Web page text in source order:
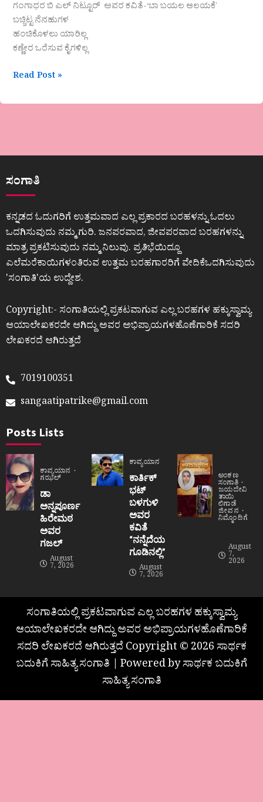
ಗಂಗಾಧರ ಬಿ ಎಲ್ ನಿಟ್ಟೂರ್ ಅವರ ಕವಿತೆ-‘ಬಾ ಬಯಲ ಆಲಯಕೆ’
ಬಚ್ಚಿಟ್ಟ ನೆನಹುಗಳ
ಹಂಚಿಕೊಳಲು ಯಾರಿಲ್ಲ
ಕಣ್ಣೇರ ಒರೆಸುವ ಕೈಗಳಿಲ್ಲ
Read Post »
ಸಂಗಾತಿ
ಕನ್ನಡದ ಓದುಗರಿಗೆ ಉತ್ತಮವಾದ ಎಲ್ಲ ಪ್ರಕಾರದ ಬರಹಳನ್ನು ಓದಲು
ಒದಗಿಸುವುದು ನಮ್ಮ ಗುರಿ. ಜನಪರವಾದ, ಜೀವಪರವಾದ ಬರಹಗಳನ್ನು
ಮಾತ್ರ ಪ್ರಕಟಿಸುವುದು ನಮ್ಮ ನಿಲುವು. ಪ್ರತಿಭೆಯಿದ್ದೂ
ಎಲೆಮರೆಕಾಯಿಗಳಂತಿರುವ ಉತ್ತಮ ಬರಹಗಾರರಿಗೆ ವೇದಿಕೆಒದಗಿಸುವುದು
ʼಸಂಗಾತಿʼಯ ಉದ್ದೇಶ.
Copyright:- ಸಂಗಾತಿಯಲ್ಲಿ ಪ್ರಕಟವಾಗುವ ಎಲ್ಲ ಬರಹಗಳ ಹಕ್ಕುಸ್ವಾಮ್ಯ
ಆಯಾಲೇಖಕರದೇ ಆಗಿದ್ದು ಅವರ ಅಭಿಪ್ರಾಯಗಳಹೊಣೆಗಾರಿಕೆ ಸದರಿ
ಲೇಖಕರದೆ ಆಗಿರುತ್ತದೆ
7019100351
sangaatipatrike@gmail.com
Posts Lists
ಕಾವ್ಯಯಾನ
ಗಝಲ್
ಡಾ
ಅನ್ನಪೂರ್ಣ
ಹಿರೇಮಠ
ಅವರ
ಗಜಲ್
August
7, 2026
ಕಾವ್ಯಯಾನ
ಕಾರ್ತಿಕ್
ಭಟ್
ಬಳಗುಳಿ
ಅವರ
ಕವಿತೆ
“ನನ್ನೆದೆಯ
ಗೂಡಿನಲ್ಲಿ”
August
7, 2026
ಅಂಕಣ
ಸಂಗಾತಿ
ಜಯದೇವಿ
ತಾಯಿ
ಲಿಗಾಡೆ
ಜೀವನ
ನಿಮ್ಮೊಂದಿಗೆ
August
7,
2026
ಸಂಗಾತಿಯಲ್ಲಿ ಪ್ರಕಟವಾಗುವ ಎಲ್ಲ ಬರಹಗಳ ಹಕ್ಕುಸ್ವಾಮ್ಯ
ಆಯಾಲೇಖಕರದೇ ಆಗಿದ್ದು ಅವರ ಅಭಿಪ್ರಾಯಗಳಹೊಣೆಗಾರಿಕೆ
ಸದರಿ ಲೇಖಕರದೆ ಆಗಿರುತ್ತದೆ Copyright © 2026 ಸಾರ್ಥಕ
ಬದುಕಿಗೆ ಸಾಹಿತ್ಯ ಸಂಗಾತಿ | Powered by ಸಾರ್ಥಕ ಬದುಕಿಗೆ
ಸಾಹಿತ್ಯ ಸಂಗಾತಿ